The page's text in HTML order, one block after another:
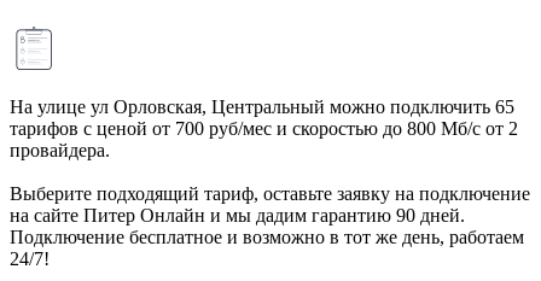
На улице ул Орловская, Центральный можно подключить 65
тарифов с ценой от 700 руб/мес и скоростью до 800 Мб/с от 2
провайдера.
Выберите подходящий тариф, оставьте заявку на подключение
на сайте Питер Онлайн и мы дадим гарантию 90 дней.
Подключение бесплатное и возможно в тот же день, работаем
24/7!